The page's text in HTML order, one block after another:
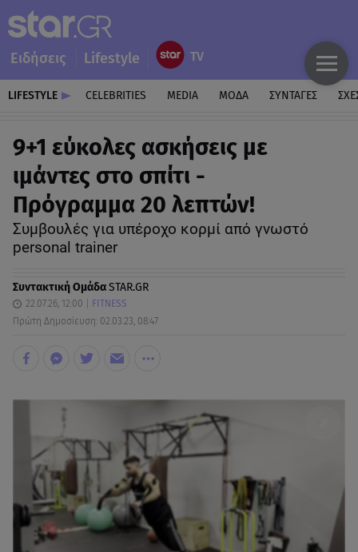
Ειδήσεις Lifestyle
LIFESTYLE CELEBRITIES MEDIA ΜΟΔΑ ΣΥΝΤΑΓΕΣ
9+1 εύκολες ασκήσεις με
ιμάντες στο σπίτι -
Πρόγραμμα 20 λεπτών!
Συμβουλές για υπέροχο κορμί από γνωστό
personal trainer
Συντακτική ΟμάδαSTAR.GR
22.07.26, 12:00
FITNESS
Πρώτη Δημοσίευση: 02.03.23, 08:47